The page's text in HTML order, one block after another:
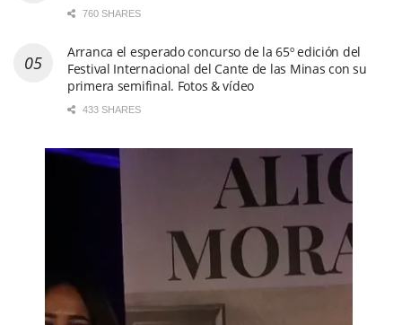
760 SHARES
Arranca el esperado concurso de la 65º edición del
Festival Internacional del Cante de las Minas con su
primera semifinal. Fotos & vídeo
433 SHARES